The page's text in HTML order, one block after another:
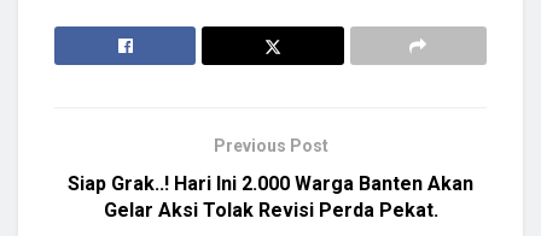
Previous Post
Siap Grak..! Hari Ini 2.000 Warga Banten Akan
Gelar Aksi Tolak Revisi Perda Pekat.